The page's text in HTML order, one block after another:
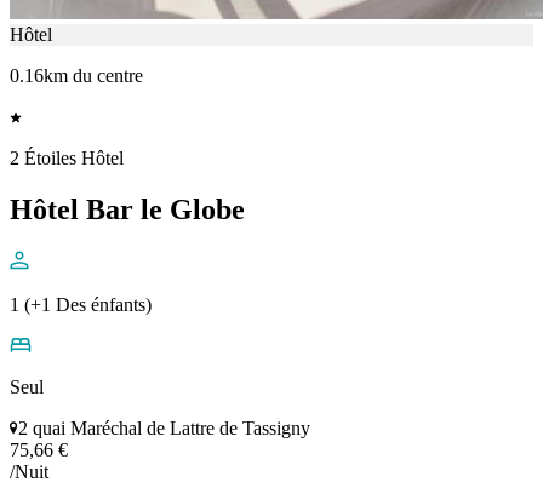
Hôtel
0.16km du centre
2 Étoiles Hôtel
Hôtel Bar le Globe
1 (+1 Des énfants)
Seul
2 quai Maréchal de Lattre de Tassigny
75,66 €
/Nuit